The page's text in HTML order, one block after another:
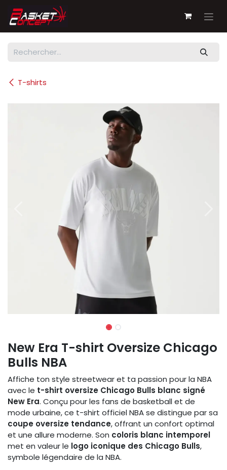
Se rendre au contenu
T-shirts
New Era T-shirt Oversize Chicago
Bulls NBA
Affiche ton style streetwear et ta passion pour la NBA
avec le t-shirt oversize Chicago Bulls blanc signé
New Era. Conçu pour les fans de basketball et de
mode urbaine, ce t-shirt officiel NBA se distingue par sa
coupe oversize tendance, offrant un confort optimal
et une allure moderne. Son coloris blanc intemporel
met en valeur le logo iconique des Chicago Bulls,
symbole légendaire de la NBA.